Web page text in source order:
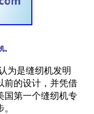
为是缝纫机发明
前的设计，并凭借
国第一个缝纫机专